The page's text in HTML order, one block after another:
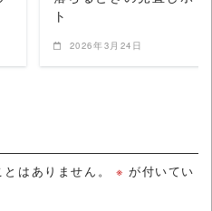
ト
2026年3月24日
はありません。 ※ が付いてい